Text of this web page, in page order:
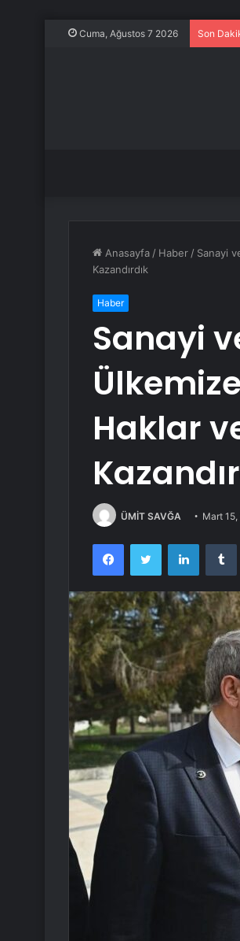
Cuma, Ağustos 7 2026 Son
Anasayfa / Haber / Sanayi
Kazandırdık
Haber
Sanayi
Haklar
ÜMİT SAVĞA Mart
FacebookTwitter LinkedIn